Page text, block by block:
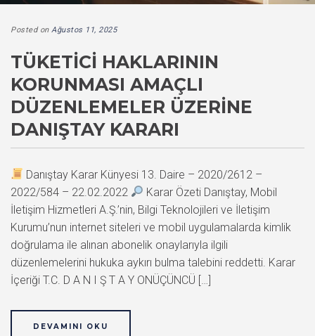
Posted on Ağustos 11, 2025
TÜKETICI HAKLARININ
KORUNMASI AMAÇLI
DÜZENLEMELER ÜZERINE
DANIŞTAY KARARI
Danıştay Karar Künyesi 13. Daire – 2020/2612 –
2022/584 – 22.02.2022
Karar Özeti Danıştay, Mobil
İletişim Hizmetleri A.Ş.’nin, Bilgi Teknolojileri ve İletişim
Kurumu’nun internet siteleri ve mobil uygulamalarda kimlik
doğrulama ile alınan abonelik onaylarıyla ilgili
düzenlemelerini hukuka aykırı bulma talebini reddetti. Karar
İçeriği T.C. D A N I Ş T A Y ONÜÇÜNCÜ […]
DEVAMINI OKU